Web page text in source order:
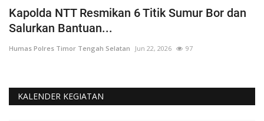
Kapolda NTT Resmikan 6 Titik Sumur Bor dan
Salurkan Bantuan...
Humas Polres Timor Tengah Selatan Jun 22, 2026 97
KALENDER KEGIATAN